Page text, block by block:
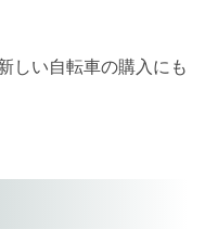
しい自転車の購入にも